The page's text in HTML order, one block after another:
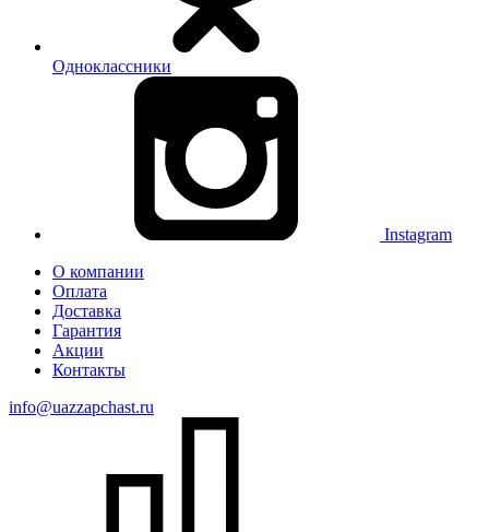
Одноклассники
Instagram
О компании
Оплата
Доставка
Гарантия
Акции
Контакты
info@uazzapchast.ru